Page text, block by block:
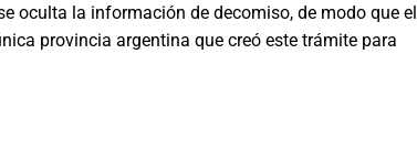
oculta la información de decomiso, de modo que el
provincia argentina que creó este trámite para